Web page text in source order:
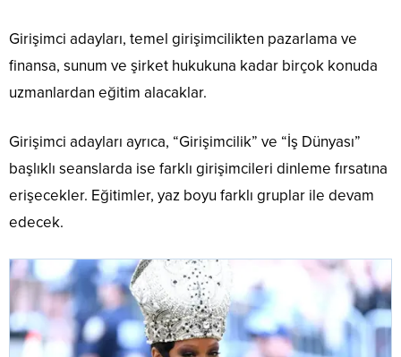
Girişimci adayları, temel girişimcilikten pazarlama ve
finansa, sunum ve şirket hukukuna kadar birçok konuda
uzmanlardan eğitim alacaklar.
Girişimci adayları ayrıca, “Girişimcilik” ve “İş Dünyası”
başlıklı seanslarda ise farklı girişimcileri dinleme fırsatına
erişecekler. Eğitimler, yaz boyu farklı gruplar ile devam
edecek.